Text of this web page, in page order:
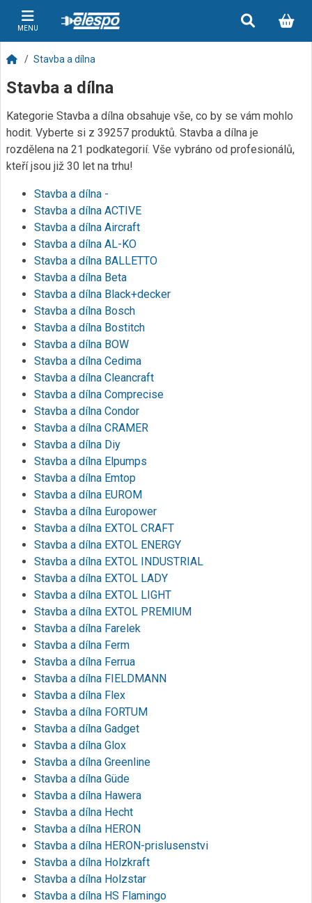
MENU
Stavba a dílna
Stavba a dílna
Kategorie Stavba a dílna obsahuje vše, co by se vám mohlo
hodit. Vyberte si z 39257 produktů. Stavba a dílna je
rozdělena na 21 podkategorií. Vše vybráno od profesionálů,
kteří jsou již 30 let na trhu!
Stavba a dílna -
Stavba a dílna ACTIVE
Stavba a dílna Aircraft
Stavba a dílna AL-KO
Stavba a dílna BALLETTO
Stavba a dílna Beta
Stavba a dílna Black+decker
Stavba a dílna Bosch
Stavba a dílna Bostitch
Stavba a dílna BOW
Stavba a dílna Cedima
Stavba a dílna Cleancraft
Stavba a dílna Comprecise
Stavba a dílna Condor
Stavba a dílna CRAMER
Stavba a dílna Diy
Stavba a dílna Elpumps
Stavba a dílna Emtop
Stavba a dílna EUROM
Stavba a dílna Europower
Stavba a dílna EXTOL CRAFT
Stavba a dílna EXTOL ENERGY
Stavba a dílna EXTOL INDUSTRIAL
Stavba a dílna EXTOL LADY
Stavba a dílna EXTOL LIGHT
Stavba a dílna EXTOL PREMIUM
Stavba a dílna Farelek
Stavba a dílna Ferm
Stavba a dílna Ferrua
Stavba a dílna FIELDMANN
Stavba a dílna Flex
Stavba a dílna FORTUM
Stavba a dílna Gadget
Stavba a dílna Glox
Stavba a dílna Greenline
Stavba a dílna Güde
Stavba a dílna Hawera
Stavba a dílna Hecht
Stavba a dílna HERON
Stavba a dílna HERON-prislusenstvi
Stavba a dílna Holzkraft
Stavba a dílna Holzstar
Stavba a dílna HS Flamingo